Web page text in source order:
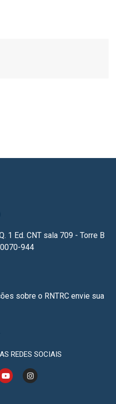
1 Ed. CNT sala 709 - Torre B
944
sobre o RNTRC envie sua
REDES SOCIAIS